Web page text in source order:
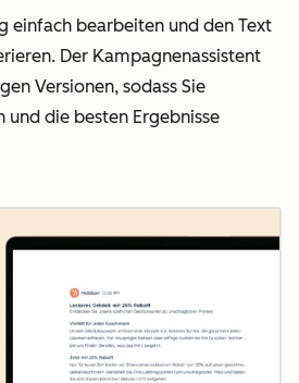
einfach bearbeiten und den Text
Der Kampagnenassistent
Versionen, sodass Sie
und die besten Ergebnisse